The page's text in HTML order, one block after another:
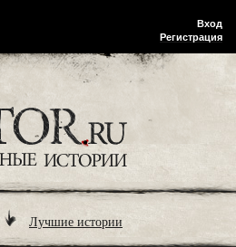
Вход
Регистрация
Лучшие истории